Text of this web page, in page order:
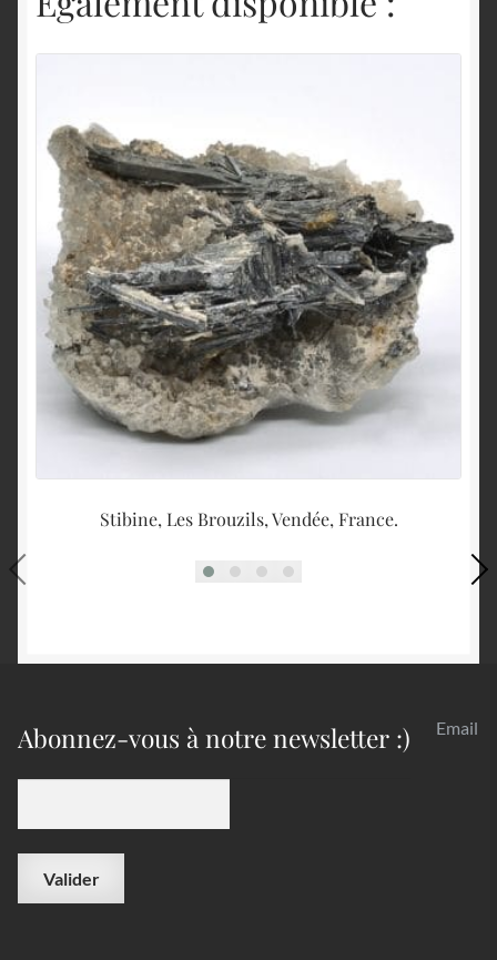
Stibine, Les Brouzils, Vendée, France.
Abonnez-vous à notre newsletter :) Email